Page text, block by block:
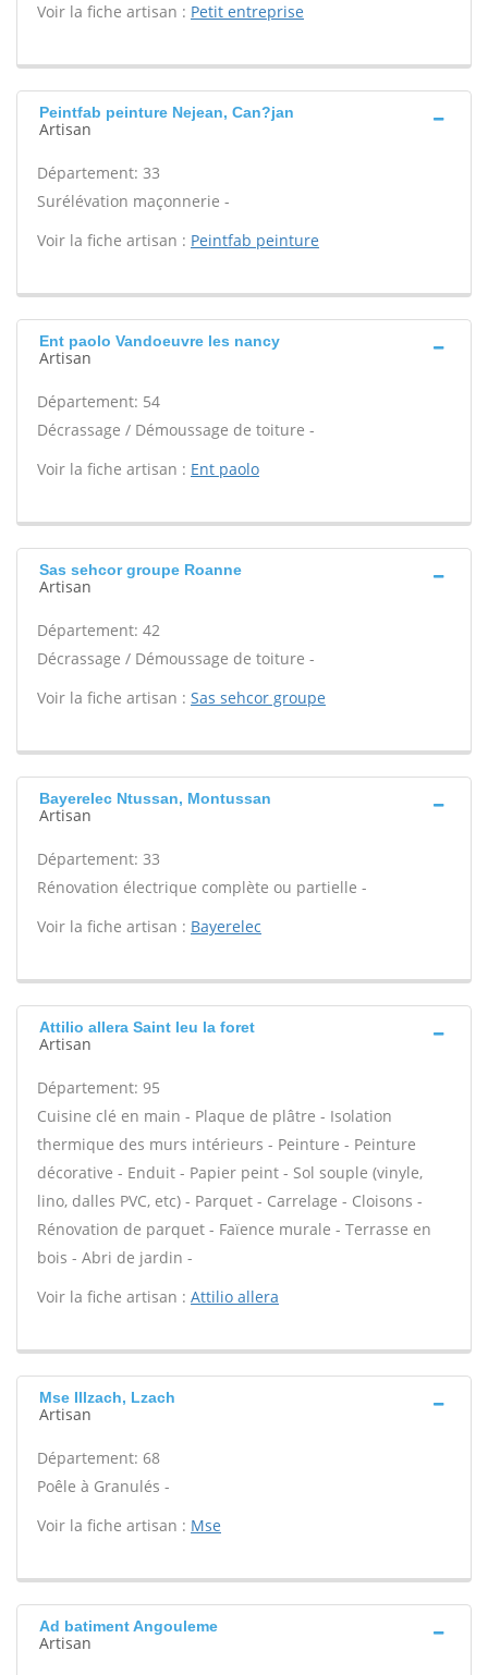
Voir la fiche artisan : Petit entreprise
Peintfab peinture Nejean, Can?jan
Artisan
Département: 33
Surélévation maçonnerie -
Voir la fiche artisan : Peintfab peinture
Ent paolo Vandoeuvre les nancy
Artisan
Département: 54
Décrassage / Démoussage de toiture -
Voir la fiche artisan : Ent paolo
Sas sehcor groupe Roanne
Artisan
Département: 42
Décrassage / Démoussage de toiture -
Voir la fiche artisan : Sas sehcor groupe
Bayerelec Ntussan, Montussan
Artisan
Département: 33
Rénovation électrique complète ou partielle -
Voir la fiche artisan : Bayerelec
Attilio allera Saint leu la foret
Artisan
Département: 95
Cuisine clé en main - Plaque de plâtre - Isolation
thermique des murs intérieurs - Peinture - Peinture
décorative - Enduit - Papier peint - Sol souple (vinyle,
lino, dalles PVC, etc) - Parquet - Carrelage - Cloisons -
Rénovation de parquet - Faïence murale - Terrasse en
bois - Abri de jardin -
Voir la fiche artisan : Attilio allera
Mse Illzach, Lzach
Artisan
Département: 68
Poêle à Granulés -
Voir la fiche artisan : Mse
Ad batiment Angouleme
Artisan